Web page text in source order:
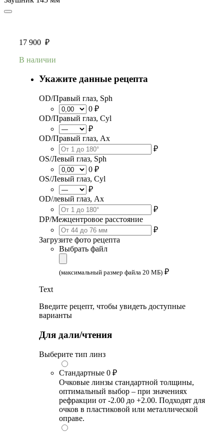
17 900 ₽
В наличии
Укажите данные рецепта
OD/Правый глаз, Sph
0 ₽
OD/Правый глаз, Cyl
₽
OD/Правый глаз, Ax
₽
OS/Левый глаз, Sph
0 ₽
OS/Левый глаз, Cyl
₽
OD/левый глаз, Ax
₽
DP/Межцентровое расстояние
₽
Загрузите фото рецепта
Выбрать файл
(максимальный размер файла 20 МБ) ₽
Text
Введите рецепт, чтобы увидеть доступные
варианты
Для дали/чтения
Выберите тип линз
Стандартные 0 ₽
Очковые линзы стандартной толщины,
оптимальный выбор – при значениях
рефракции от -2.00 до +2.00. Подходят для
очков в пластиковой или металлической
оправе.